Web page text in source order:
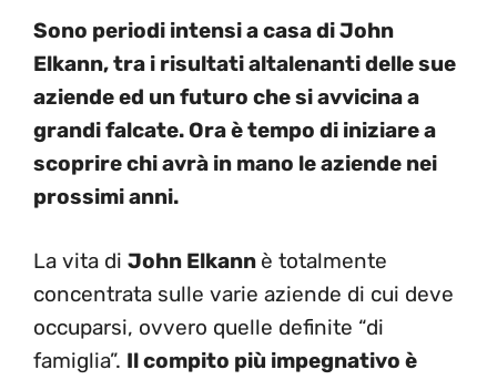
Sono periodi intensi a casa di John
Elkann, tra i risultati altalenanti delle sue
aziende ed un futuro che si avvicina a
grandi falcate. Ora è tempo di iniziare a
scoprire chi avrà in mano le aziende nei
prossimi anni.
La vita di John Elkann è totalmente
concentrata sulle varie aziende di cui deve
occuparsi, ovvero quelle definite “di
famiglia”. Il compito più impegnativo è